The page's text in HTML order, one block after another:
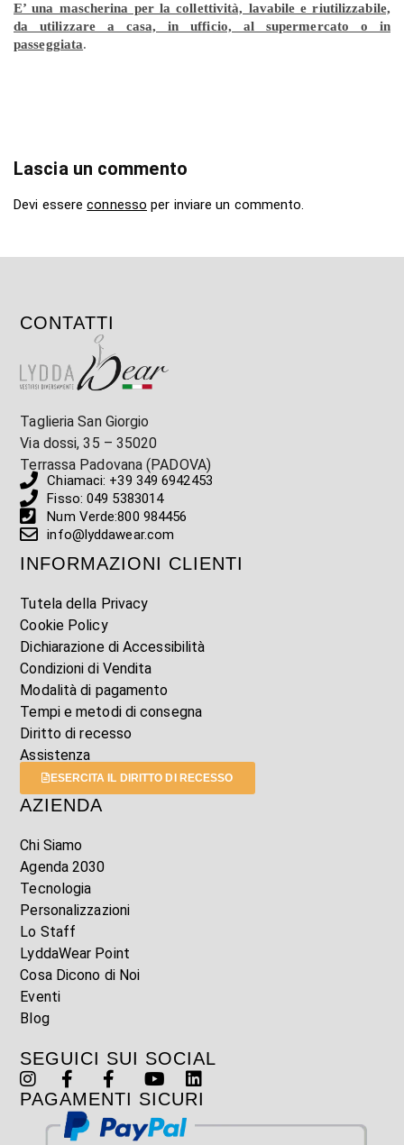
E’ una mascherina per la collettività, lavabile e riutilizzabile,
da utilizzare a casa, in ufficio, al supermercato o in
passeggiata.
Lascia un commento
Devi essereconnesso per inviare un commento.
CONTATTI
Taglieria San Giorgio
Via dossi, 35 – 35020
Terrassa Padovana (PADOVA)
Chiamaci: +39 349 6942453
Fisso: 049 5383014
Num Verde:800 984456
info@lyddawear.com
INFORMAZIONI CLIENTI
Tutela della Privacy
Cookie Policy
Dichiarazione di Accessibilità
Condizioni di Vendita
Modalità di pagamento
Tempi e metodi di consegna
Diritto di recesso
Assistenza
ESERCITA IL DIRITTO DI RECESSO
AZIENDA
Chi Siamo
Agenda 2030
Tecnologia
Personalizzazioni
Lo Staff
LyddaWear Point
Cosa Dicono di Noi
Eventi
Blog
SEGUICI SUI SOCIAL
PAGAMENTI SICURI